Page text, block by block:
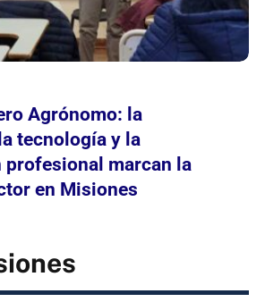
Agrónomo: la
tecnología y la
profesional marcan la
en Misiones